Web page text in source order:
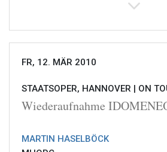
FR, 12. MÄR 2010
STAATSOPER, HANNOVER | ON
Wiederaufnahme
MARTIN HASELBÖCK